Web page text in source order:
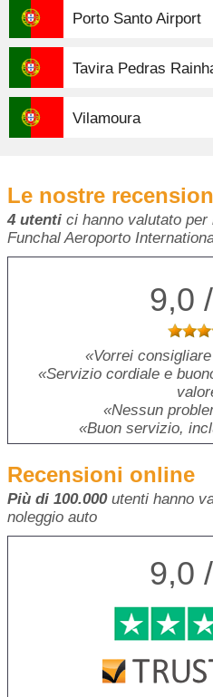
Porto Santo Airport
Tavira Pedras
Vilamoura
Le nostre
4 utenti ci hanno valutato
Funchal Aeroporto
9,0
Vorrei
Servizio cordiale e
Nessun
Buon servizio,
Recensioni online
Più di 100.000utenti hanno
noleggio auto
9,0